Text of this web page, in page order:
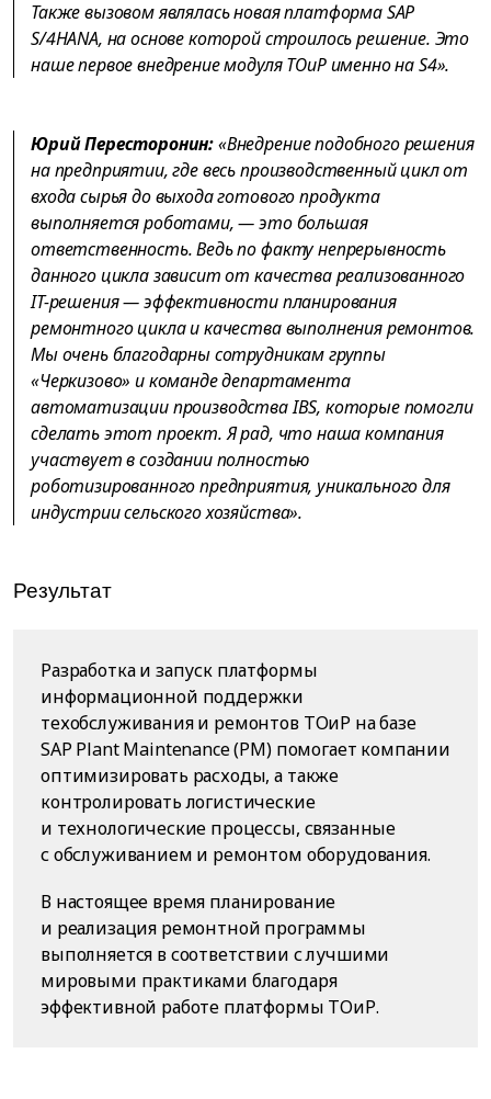
Также вызовом являлась новая платформа SAP
S/4HANA, на основе которой строилось решение. Это
наше первое внедрение модуля ТОиР именно на S4».
Юрий Пересторонин:«Внедрение подобного решения
на предприятии, где весь производственный цикл от
входа сырья до выхода готового продукта
выполняется роботами, — это большая
ответственность. Ведь по факту непрерывность
данного цикла зависит от качества реализованного
IT-решения — эффективности планирования
ремонтного цикла и качества выполнения ремонтов.
Мы очень благодарны сотрудникам группы
«Черкизово» и команде департамента
автоматизации производства IBS, которые помогли
сделать этот проект. Я рад, что наша компания
участвует в создании полностью
роботизированного предприятия, уникального для
индустрии сельского хозяйства».
Результат
Разработка и запуск платформы
информационной поддержки
техобслуживания и ремонтов ТОиР на базе
SAP Plant Maintenance (PM) помогает компании
оптимизировать расходы, а также
контролировать логистические
и технологические процессы, связанные
с обслуживанием и ремонтом оборудования.
В настоящее время планирование
и реализация ремонтной программы
выполняется в соответствии с лучшими
мировыми практиками благодаря
эффективной работе платформы ТОиР.